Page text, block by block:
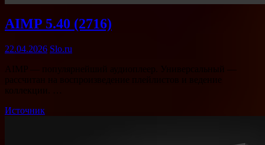
AIMP 5.40 (2716)
22.04.2026 Slo.ru
AIMP — популярнейший аудиоплеер. Универсальный —
рассчитан на воспроизведение плейлистов и ведение
коллекции. …
Источник